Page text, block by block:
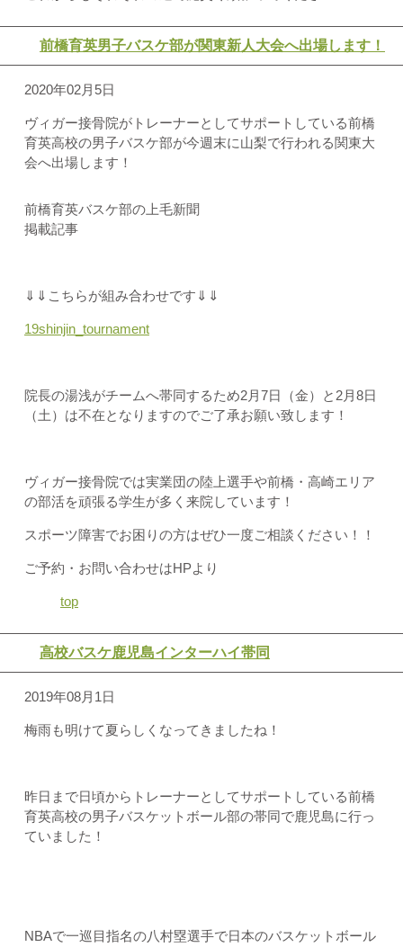
前橋育英男子バスケ部が関東新人大会へ出場します！
2020年02月5日
ヴィガー接骨院がトレーナーとしてサポートしている前橋
育英高校の男子バスケ部が今週末に山梨で行われる関東大
会へ出場します！
前橋育英バスケ部の上毛新聞
掲載記事
⇓⇓こちらが組み合わせです⇓⇓
19shinjin_tournament
院長の湯浅がチームへ帯同するため2月7日（金）と2月8日
（土）は不在となりますのでご了承お願い致します！
ヴィガー接骨院では実業団の陸上選手や前橋・高崎エリア
の部活を頑張る学生が多く来院しています！
スポーツ障害でお困りの方はぜひ一度ご相談ください！！
ご予約・お問い合わせはHPより
top
高校バスケ鹿児島インターハイ帯同
2019年08月1日
梅雨も明けて夏らしくなってきましたね！
昨日まで日頃からトレーナーとしてサポートしている前橋
育英高校の男子バスケットボール部の帯同で鹿児島に行っ
ていました！
NBAで一巡目指名の八村塁選手で日本のバスケットボール